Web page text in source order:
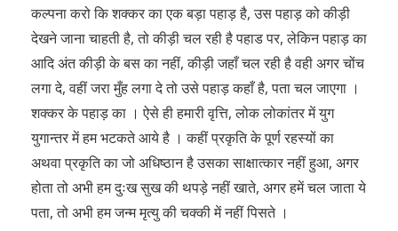
कल्पना करो कि शक्कर का एक बड़ा पहाड़ है, उस पहाड़ को कीड़ी
देखने जाना चाहती है, तो कीड़ी चल रही है पहाड पर, लेकिन पहाड़ का
आदि अंत कीड़ी के बस का नहीं, कीड़ी जहाँ चल रही है वही अगर चोंच
लगा दे, वहीं जरा मुँह लगा दे तो उसे पहाड़ कहाँ है, पता चल जाएगा ।
शक्कर के पहाड़ का । ऐसे ही हमारी वृत्ति, लोक लोकांतर में युग
युगान्तर में हम भटकते आये है । कहीं प्रकृति के पूर्ण रहस्यों का
अथवा प्रकृति का जो अधिष्ठान है उसका साक्षात्कार नहीं हुआ, अगर
होता तो अभी हम दुःख सुख की थपड़े नहीं खाते, अगर हमें चल जाता ये
पता, तो अभी हम जन्म मृत्यु की चक्की में नहीं पिसते ।